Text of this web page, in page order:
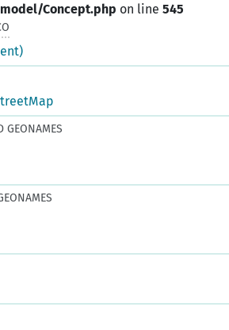
Concept.php on line545
GEONAMES